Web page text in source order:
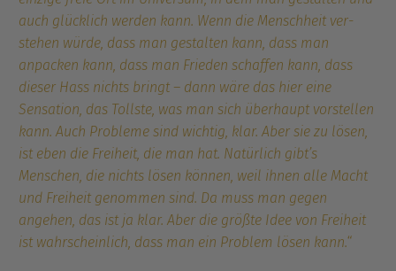
auch glücklich werden kann. Wenn die Menschheit ver­
stehen würde, dass man gestalten kann, dass man
anpacken kann, dass man Frieden schaffen kann, dass
dieser Hass nichts bringt – dann wäre das hier eine
Sensation, das Tollste, was man sich überhaupt vorstellen
kann. Auch Probleme sind wichtig, klar. Aber sie zu lösen,
ist eben die Freiheit, die man hat. Natürlich gibt’s
Menschen, die nichts lösen können, weil ihnen alle Macht
und Freiheit genommen sind. Da muss man gegen
angehen, das ist ja klar. Aber die größte Idee von Freiheit
ist wahrscheinlich, dass man ein Problem lösen kann.“